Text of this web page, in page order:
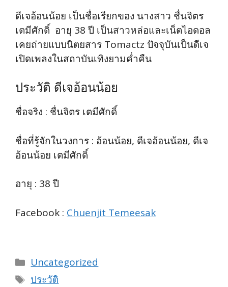
ดีเจอ้อนน้อย เป็นชื่อเรียกของ นางสาว ชื่นจิตร
เตมีศักดิ์ อายุ 38 ปี เป็นสาวหล่อและเน็ตไอดอล
เคยถ่ายแบบนิตยสาร Tomactz ปัจจุบันเป็นดีเจ
เปิดเพลงในสถาบันเทิงยามค่ำคืน
ประวัติ ดีเจอ้อนน้อย
ชื่อจริง : ชื่นจิตร เตมีศักดิ์
ชื่อที่รู้จักในวงการ : อ้อนน้อย, ดีเจอ้อนน้อย, ดีเจ
อ้อนน้อย เตมีศักดิ์
อายุ : 38 ปี
Facebook : Chuenjit Temeesak
Categories
Uncategorized
Tags
ประวัติ